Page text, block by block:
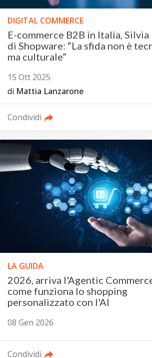
DIGITAL COMMERCE
E-commerce B2B in Italia, Silvia
di Shopware: “La sfida non è
ma culturale”
15 Ott 2025
di Mattia Lanzarone
Condividi
LA GUIDA
2026, arriva l'Agentic
come funziona lo shopping
personalizzato con l'AI
08 Gen 2026
Condividi